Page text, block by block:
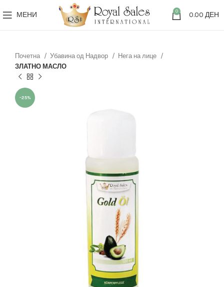
МЕНИ 0 0.00 ДЕН
Почетна Убавина од Надвор
Нега на лице
ЗЛАТНО МАСЛО
-25%